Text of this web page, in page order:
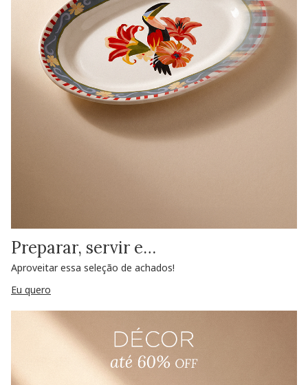
Preparar, servir e…
Aproveitar essa seleção de achados!
Eu quero